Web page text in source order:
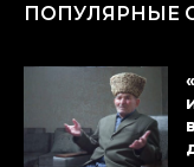
ПОПУЛЯРНЫЕ